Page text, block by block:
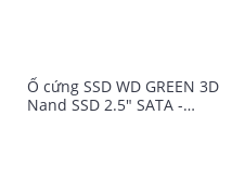
Ổ cứng SSD WD GREEN 3D
Nand SSD 2.5" SATA -